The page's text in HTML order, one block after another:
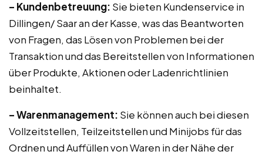
– Kundenbetreuung: Sie bieten Kundenservice in
Dillingen/ Saar an der Kasse, was das Beantworten
von Fragen, das Lösen von Problemen bei der
Transaktion und das Bereitstellen von Informationen
über Produkte, Aktionen oder Ladenrichtlinien
beinhaltet.
– Warenmanagement: Sie können auch bei diesen
Vollzeitstellen, Teilzeitstellen und Minijobs für das
Ordnen und Auffüllen von Waren in der Nähe der